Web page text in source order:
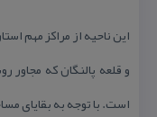
این ناحیه از مراكز مهم
و قلعه پالنگان كه مجاور
است. با توجه به بقایای